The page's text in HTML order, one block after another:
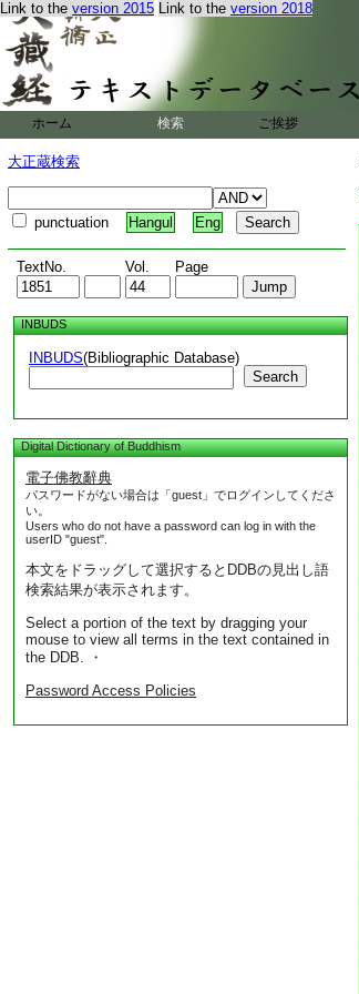
Link to the version 2015 Link to the version 2018
ホーム 検索 ご挨拶
大正蔵検索
punctuation Hangul Eng
TextNo. Vol. Page
INBUDS
INBUDS(Bibliographic Database)
Search
Digital Dictionary of Buddhism
電子佛教辭典
パスワードがない場合は「guest」でログインしてくださ
い。
Users who do not have a password can log in with the
userID "guest".
本文をドラッグして選択するとDDBの見出し語
検索結果が表示されます。
Select a portion of the text by dragging your
mouse to view all terms in the text contained in
the DDB. ・
Password Access Policies